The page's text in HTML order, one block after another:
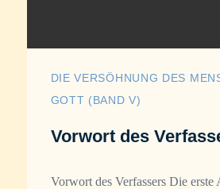
DIE VERSÖHNUNG DES
GOTT (BAND V)
Vorwort des
Vorwort des Verfassers Die erste